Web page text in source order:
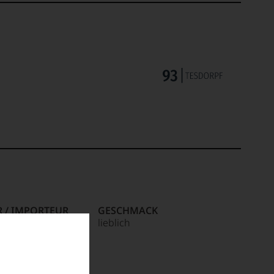
/ IMPORTEUR
GESCHMACK
lieblich